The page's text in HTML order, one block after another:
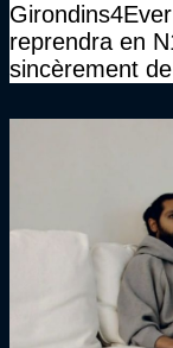
reprendra en
sincèrement